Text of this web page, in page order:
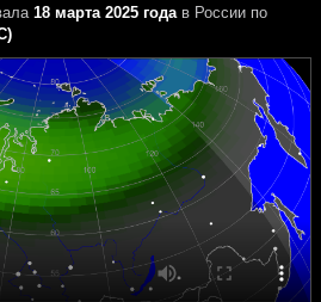
18 марта 2025 годав России по